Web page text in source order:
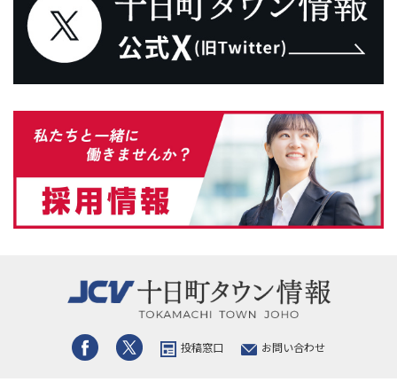
投稿窓口 お問い合わせ